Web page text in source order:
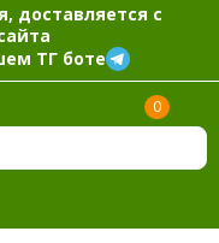
доставляется с
ТГ боте
0